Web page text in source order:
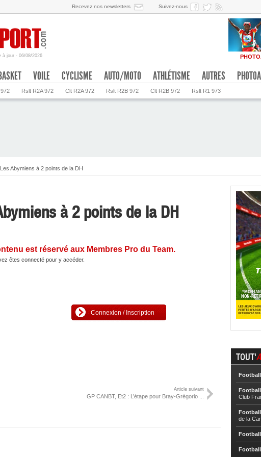
Recevez nos newsletters Suivez-nous
à jour - 06/08/2026
Rslt R2A 972 Clt R2A 972 Rslt R2B 972 Clt R2B 972 Rslt R1 973
VOILE CYCLISME AUTO/MOTO ATHLÉTISME AUTRES
Abymiens à 2 points de la DH
à 2 points de la DH
est réservé aux Membres Pro du Team.
êtes connecté pour y accéder.
Connexion / Inscription
Article suivant
GP CANBT, Et2 : L’étape pour Bray-Grégorio ...
TOUT'
Football
Football
Club
Football
de la
Football
Football